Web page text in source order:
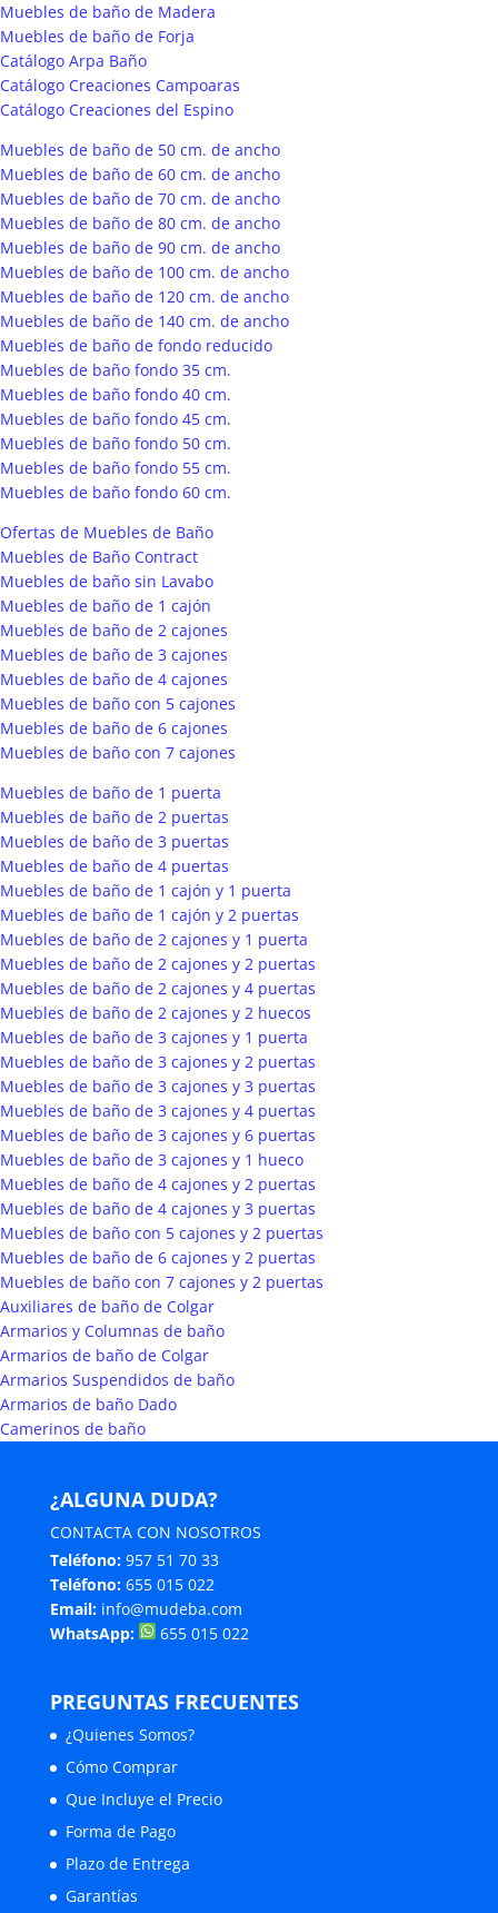
Muebles de baño de Madera
Muebles de baño de Forja
Catálogo Arpa Baño
Catálogo Creaciones Campoaras
Catálogo Creaciones del Espino
Muebles de baño de 50 cm. de ancho
Muebles de baño de 60 cm. de ancho
Muebles de baño de 70 cm. de ancho
Muebles de baño de 80 cm. de ancho
Muebles de baño de 90 cm. de ancho
Muebles de baño de 100 cm. de ancho
Muebles de baño de 120 cm. de ancho
Muebles de baño de 140 cm. de ancho
Muebles de baño de fondo reducido
Muebles de baño fondo 35 cm.
Muebles de baño fondo 40 cm.
Muebles de baño fondo 45 cm.
Muebles de baño fondo 50 cm.
Muebles de baño fondo 55 cm.
Muebles de baño fondo 60 cm.
Ofertas de Muebles de Baño
Muebles de Baño Contract
Muebles de baño sin Lavabo
Muebles de baño de 1 cajón
Muebles de baño de 2 cajones
Muebles de baño de 3 cajones
Muebles de baño de 4 cajones
Muebles de baño con 5 cajones
Muebles de baño de 6 cajones
Muebles de baño con 7 cajones
Muebles de baño de 1 puerta
Muebles de baño de 2 puertas
Muebles de baño de 3 puertas
Muebles de baño de 4 puertas
Muebles de baño de 1 cajón y 1 puerta
Muebles de baño de 1 cajón y 2 puertas
Muebles de baño de 2 cajones y 1 puerta
Muebles de baño de 2 cajones y 2 puertas
Muebles de baño de 2 cajones y 4 puertas
Muebles de baño de 2 cajones y 2 huecos
Muebles de baño de 3 cajones y 1 puerta
Muebles de baño de 3 cajones y 2 puertas
Muebles de baño de 3 cajones y 3 puertas
Muebles de baño de 3 cajones y 4 puertas
Muebles de baño de 3 cajones y 6 puertas
Muebles de baño de 3 cajones y 1 hueco
Muebles de baño de 4 cajones y 2 puertas
Muebles de baño de 4 cajones y 3 puertas
Muebles de baño con 5 cajones y 2 puertas
Muebles de baño de 6 cajones y 2 puertas
Muebles de baño con 7 cajones y 2 puertas
Auxiliares de baño de Colgar
Armarios y Columnas de baño
Armarios de baño de Colgar
Armarios Suspendidos de baño
Armarios de baño Dado
Camerinos de baño
¿ALGUNA DUDA?
CONTACTA CON NOSOTROS
Teléfono: 957 51 70 33
Teléfono: 655 015 022
Email: info@mudeba.com
WhatsApp:
655 015 022
PREGUNTAS FRECUENTES
¿Quienes Somos?
Cómo Comprar
Que Incluye el Precio
Forma de Pago
Plazo de Entrega
Garantías